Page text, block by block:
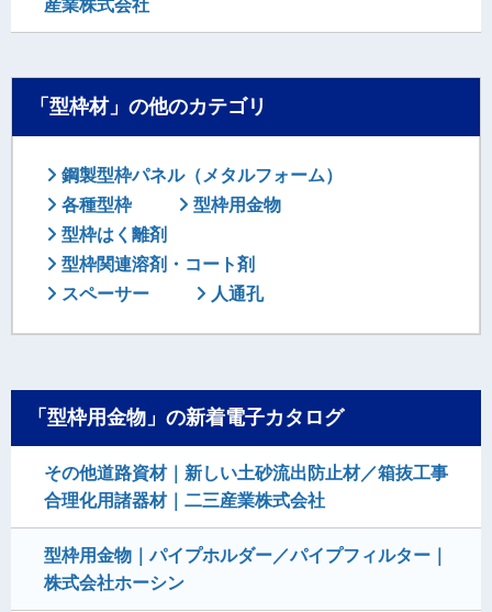
産業株式会社
「型枠材」の他のカテゴリ
鋼製型枠パネル（メタルフォーム）
各種型枠
型枠用金物
型枠はく離剤
型枠関連溶剤・コート剤
スペーサー
人通孔
「型枠用金物」の新着電子カタログ
その他道路資材｜新しい土砂流出防止材／箱抜工事
合理化用諸器材｜二三産業株式会社
型枠用金物｜パイプホルダー／パイプフィルター｜
株式会社ホーシン